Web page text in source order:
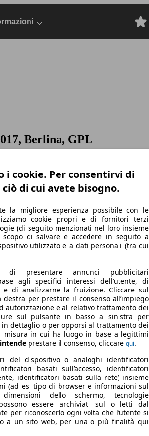
Berlina, GPL
i cookie. Per consentirvi di
di cui avete bisogno.
la migliore esperienza possibile con le
cookie propri e di fornitori terzi
(di seguito menzionati nel loro insieme
scopo di salvare e accedere in seguito a
utilizzato e a dati personali (tra cui
di presentare annunci pubblicitari
agli specifici interessi dell’utente, di
e di analizzarne la fruizione. Cliccare sul
destra per prestare il consenso all’impiego
autorizzazione e al relativo trattamento dei
sul pulsante in basso a sinistra per
in dettaglio o per opporsi al trattamento dei
misura in cui ha luogo in base a legittimi
prestare il consenso, cliccare qui.
del dispositivo o analoghi identificatori
basati sull’accesso, identificatori
identificatori basati sulla rete) insieme
(ad es. tipo di browser e informazioni sul
dello schermo, tecnologie
essere archiviati sul o letti dal
per riconoscerlo ogni volta che l’utente si
o a un sito web, per una o più finalità qui